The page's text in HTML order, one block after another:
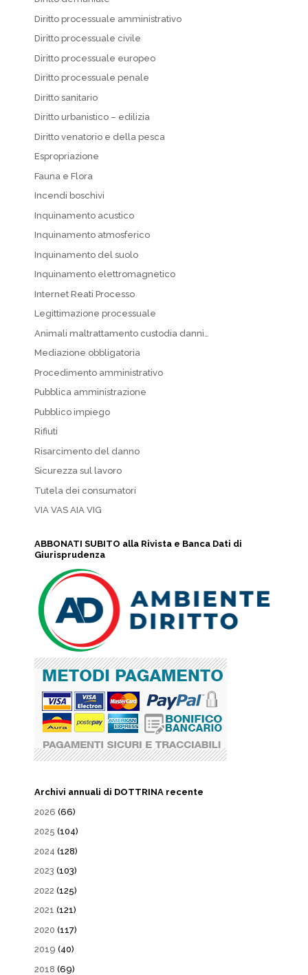
Diritto processuale amministrativo
Diritto processuale civile
Diritto processuale europeo
Diritto processuale penale
Diritto sanitario
Diritto urbanistico – edilizia
Diritto venatorio e della pesca
Espropriazione
Fauna e Flora
Incendi boschivi
Inquinamento acustico
Inquinamento atmosferico
Inquinamento del suolo
Inquinamento elettromagnetico
Internet Reati Processo
Legittimazione processuale
Animali maltrattamento custodia danni…
Mediazione obbligatoria
Procedimento amministrativo
Pubblica amministrazione
Pubblico impiego
Rifiuti
Risarcimento del danno
Sicurezza sul lavoro
Tutela dei consumatori
VIA VAS AIA VIG
ABBONATI SUBITO alla Rivista e Banca Dati di
Giurisprudenza
Archivi annuali di DOTTRINA recente
2026 (66)
2025 (104)
2024 (128)
2023 (103)
2022 (125)
2021 (121)
2020 (117)
2019 (40)
2018 (69)